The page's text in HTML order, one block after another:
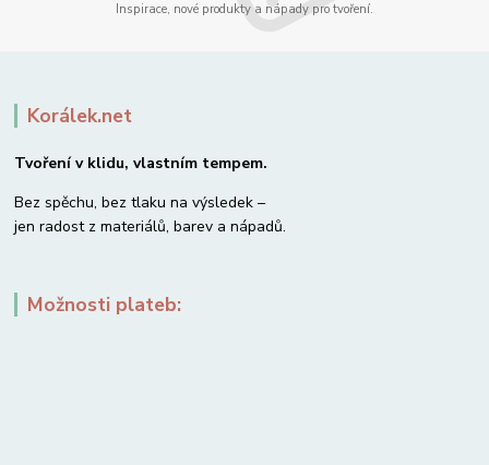
Inspirace, nové produkty a nápady pro tvoření.
Korálek.net
Tvoření v klidu, vlastním tempem.
Bez spěchu, bez tlaku na výsledek –
jen radost z materiálů, barev a nápadů.
Možnosti plateb: